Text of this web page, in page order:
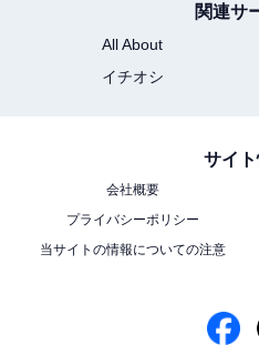
関連サ
All About
イチオシ
サイ
会社概要
プライバシーポリシー
当サイトの情報についての注意